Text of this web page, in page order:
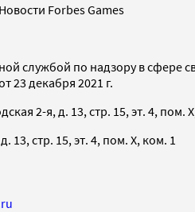
Новости Forbes Games
службой по надзору в
23 декабря 2021 г.
2-я, д. 13, стр. 15, эт. 4, пом.
13, стр. 15, эт. 4, пом. X, ком. 1